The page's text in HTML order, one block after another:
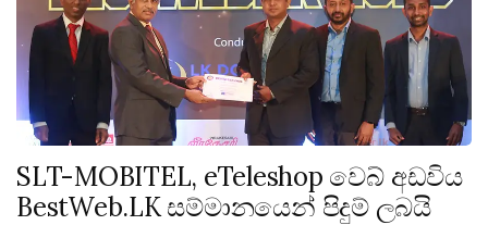
SLT-MOBITEL, eTeleshop වෙබ් අඩවිය
BestWeb.LK සම්මානයෙන් පිදුම් ලබයි